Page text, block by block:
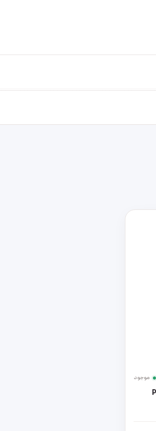
موجود
گزینه ها ممکن است در صفحه محصول انتخاب شوند